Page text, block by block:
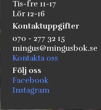
Tis-fre 11-17
Lör 12-16
Kontaktuppgifter
070 - 277 32 15
mingus@mingusbok.se
Kontakta oss
Följ oss
Facebook
Instagram